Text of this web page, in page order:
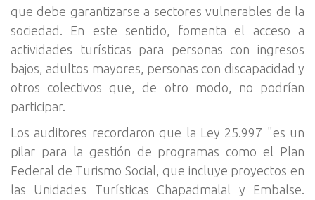
que debe garantizarse a sectores vulnerables de la
sociedad. En este sentido, fomenta el acceso a
actividades turísticas para personas con ingresos
bajos, adultos mayores, personas con discapacidad y
otros colectivos que, de otro modo, no podrían
participar.
Los auditores recordaron que la Ley 25.997 "es un
pilar para la gestión de programas como el Plan
Federal de Turismo Social, que incluye proyectos en
las Unidades Turísticas Chapadmalal y Embalse.